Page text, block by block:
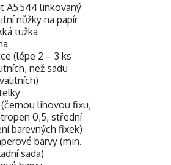
A5 544 linkovaný
nůžky na papír
tužka
(lépe 2 – 3 ks
než sadu
lihovou fixu,
0,5, střední
barevných fixek)
barvy (min.
sada)